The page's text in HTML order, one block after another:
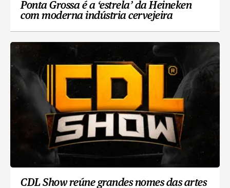
Ponta Grossa é a ‘estrela’ da Heineken
com moderna indústria cervejeira
CDL Show reúne grandes nomes das artes